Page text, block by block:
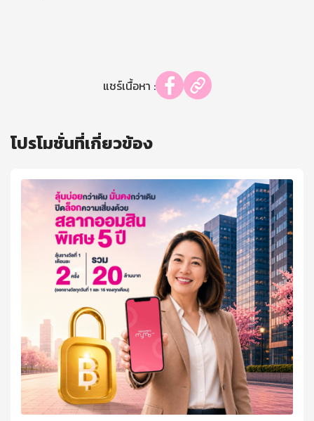
แชร์เนื้อหา :
โปรโมชั่นที่เกี่ยวข้อง